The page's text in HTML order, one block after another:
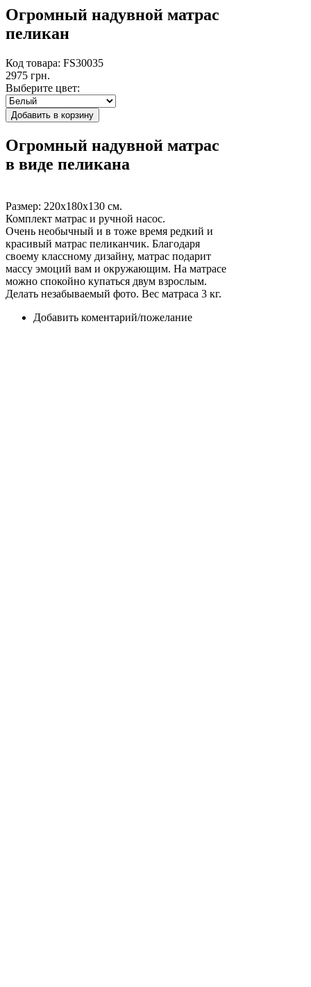
Огромный надувной матрас
пеликан
Код товара: FS30035
2975 грн.
Выберите цвет:
Огромный надувной матрас
в виде пеликана
Размер: 220х180х130 см.
Комплект матрас и ручной насос.
Очень необычный и в тоже время редкий и
красивый матрас пеликанчик. Благодаря
своему классному дизайну, матрас подарит
массу эмоций вам и окружающим. На матрасе
можно спокойно купаться двум взрослым.
Делать незабываемый фото. Вес матраса 3 кг.
Добавить коментарий/пожелание